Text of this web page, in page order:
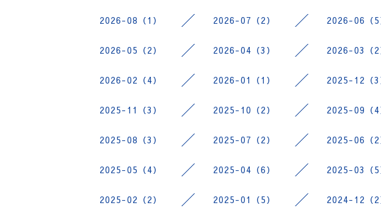
2026-08（1） 2026-07（2） 2026-06（5
2026-05（2） 2026-04（3） 2026-03（2
2026-02（4） 2026-01（1） 2025-12（3
2025-11（3） 2025-10（2） 2025-09（4
2025-08（3） 2025-07（2） 2025-06（2
2025-05（4） 2025-04（6） 2025-03（5
2025-02（2） 2025-01（5） 2024-12（2